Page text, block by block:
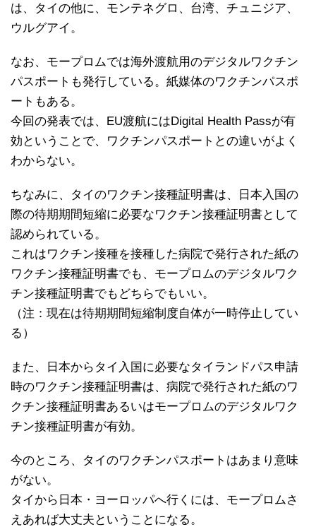
は、タイの他に、モンテネグロ、台湾、チュニジア、
ウルグアイ。
なお、モープロムでは海外渡航用のデジタルワクチン
パスポートも発行している。紙媒体のワクチンパスポ
ートもある。
今回の発表では、EU渡航にはDigital Health Passが有
効ということで、ワクチンパスポートとの違いがよく
わからない。
ちなみに、タイのワクチン接種証明書は、日本入国の
際の待期期間短縮に必要なワクチン接種証明書として
認められている。
これはワクチン接種を接種した病院で発行された紙の
ワクチン接種証明書でも、モープロムのデジタルワク
チン接種証明書でもどちらでもいい。
（注：現在は待期期間短縮制度自体が一時停止してい
る）
また、日本からタイ入国に必要なタイランドパス申請
時のワクチン接種証明書は、病院で発行された紙のワ
クチン接種証明書あるいはモープロムのデジタルワク
チン接種証明書が有効。
今のところ、タイのワクチンパスポートはあまり意味
がない。
タイから日本・ヨーロッパへ行くには、モープロムさ
えあれば大丈夫ということになる。